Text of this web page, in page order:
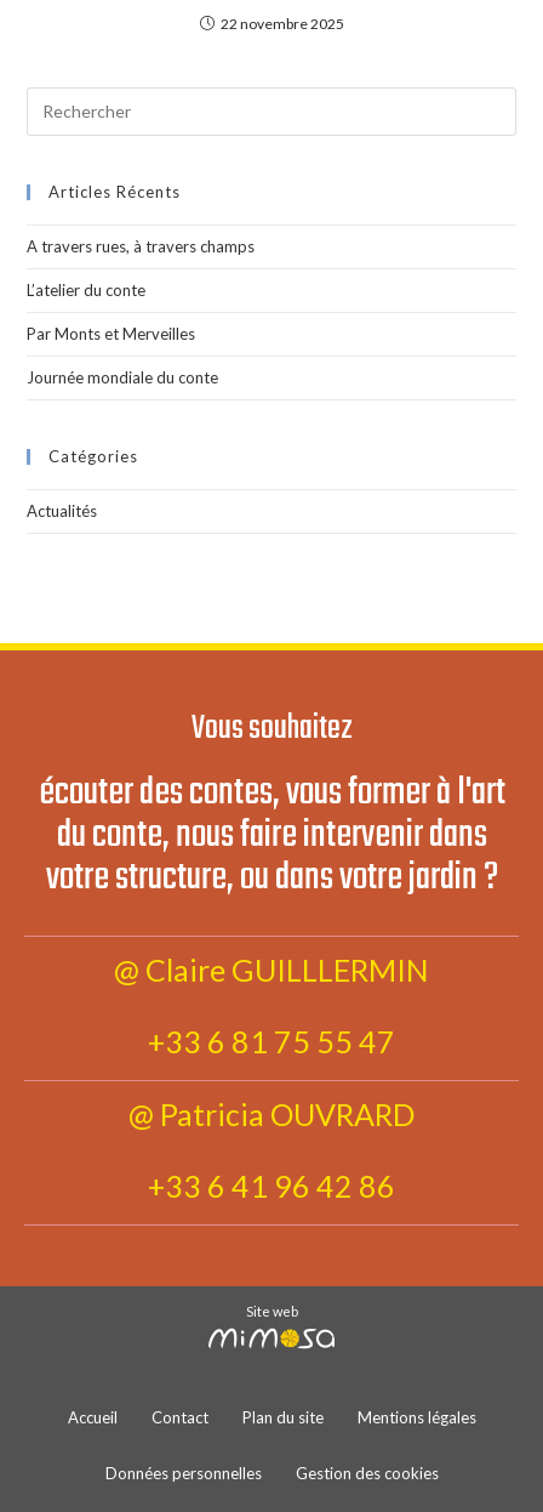
22 novembre 2025
Articles Récents
A travers rues, à travers champs
L’atelier du conte
Par Monts et Merveilles
Journée mondiale du conte
Catégories
Actualités
Vous souhaitez
écouter des contes, vous former à l'art
du conte, nous faire intervenir dans
votre structure, ou dans votre jardin ?
@ Claire GUILLLERMIN
+33 6 81 75 55 47
@ Patricia OUVRARD
+33 6 41 96 42 86
Site web
Accueil Contact Plan du site Mentions légales
Données personnelles Gestion des cookies